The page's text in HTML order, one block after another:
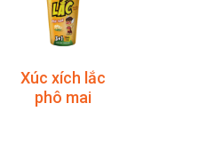
Xúc xích lắc
phô mai